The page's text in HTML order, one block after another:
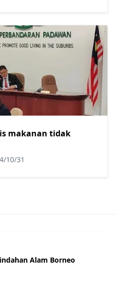
makanan tidak
10/31
Alam Borneo